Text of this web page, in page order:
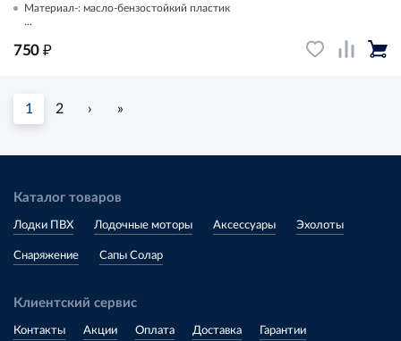
Материал-: масло-бензостойкий пластик
...
750 ₽
1 2 › »
Каталог товаров
Лодки ПВХ Лодочные моторы Аксессуары Эхолоты
Снаряжение Сапы Солар
Клиентский сервис
Контакты Акции Оплата Доставка Гарантии